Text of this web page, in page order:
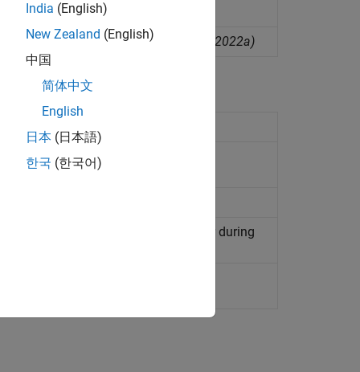
code involved in code generation
as a character vector (Seit R2022a)
MATLAB code
in code generation
generation readiness analysis or during
India (English)
New Zealand (English)
中国
简体中文
English
日本 (日本語)
한국 (한국어)